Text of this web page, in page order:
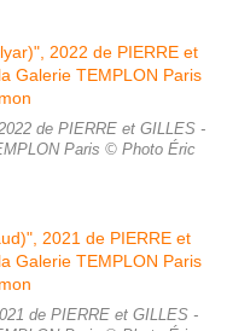
de PIERRE et GILLES -
Paris © Photo Éric
de PIERRE et GILLES -